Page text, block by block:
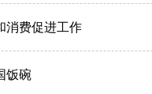
消费促进工作
饭碗